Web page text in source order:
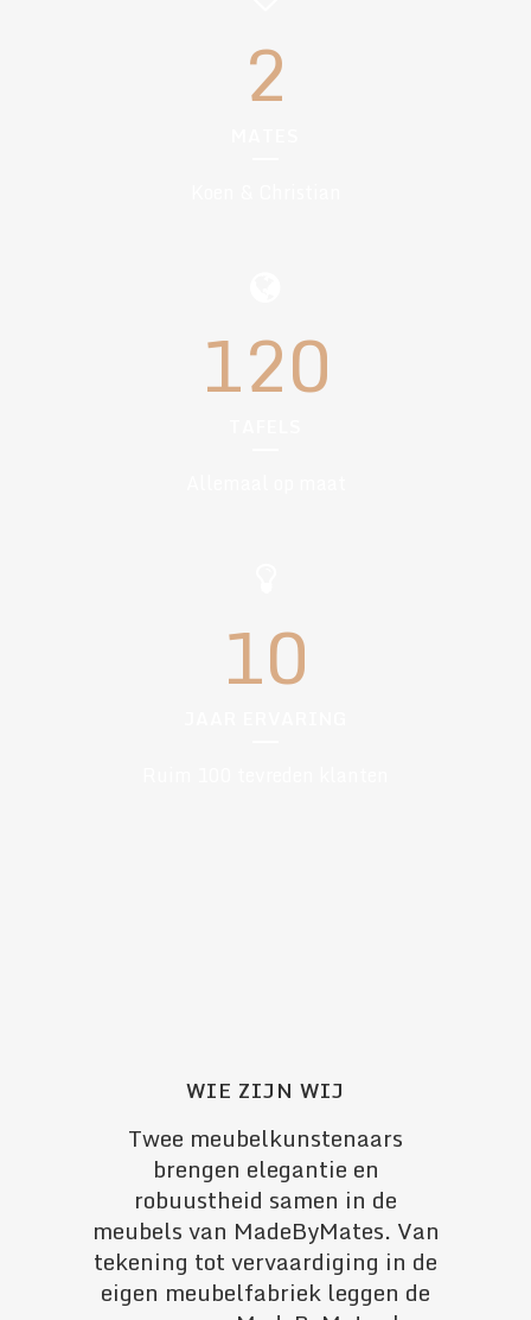
2
120
10
WIE ZIJN WIJ
Twee meubelkunstenaars
brengen elegantie en
robuustheid samen in de
meubels van MadeByMates. Van
tekening tot vervaardiging in de
eigen meubelfabriek leggen de